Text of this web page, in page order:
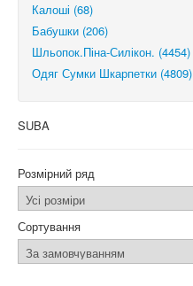
Калоші (68)
Бабушки (206)
Шльопок.Піна-Силікон. (4454)
Одяг Сумки Шкарпетки (4809)
SUBA
Розмірний ряд
Сортування